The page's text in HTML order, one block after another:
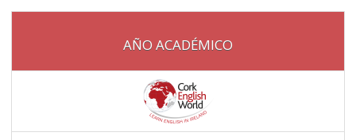
AÑO ACADÉMICO